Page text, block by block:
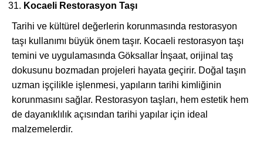
Kocaeli Restorasyon Taşı
Tarihi ve kültürel değerlerin korunmasında restorasyon
taşı kullanımı büyük önem taşır. Kocaeli restorasyon taşı
temini ve uygulamasında Göksallar İnşaat, orijinal taş
dokusunu bozmadan projeleri hayata geçirir. Doğal taşın
uzman işçilikle işlenmesi, yapıların tarihi kimliğinin
korunmasını sağlar. Restorasyon taşları, hem estetik hem
de dayanıklılık açısından tarihi yapılar için ideal
malzemelerdir.